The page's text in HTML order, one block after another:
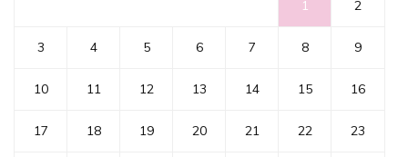
1 2
3 4 5 6 7 8 9
10 11 12 13 14 15 16
17 18 19 20 21 22 23